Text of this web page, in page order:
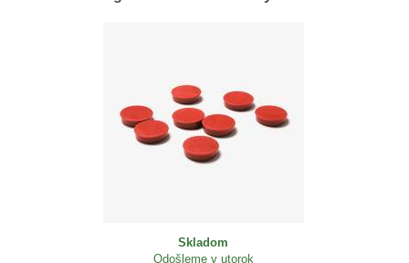
Skladom
Odošleme v utorok